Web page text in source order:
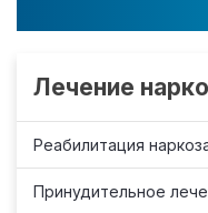
Лечение
Реабилитация
Принудительное